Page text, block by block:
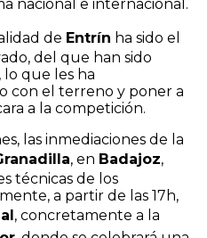
nacional e internacional.
de Entrín ha sido el
del que han sido
lo que les ha
con el terreno y poner a
a la competición.
las inmediaciones de la
, en Badajoz,
técnicas de los
a partir de las 17h,
, concretamente a la